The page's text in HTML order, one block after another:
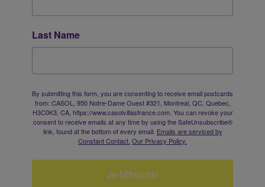
Last Name
By submitting this form, you are consenting to receive email postcards
from: CASOL, 950 Notre-Dame Ouest #321, Montreal, QC, Quebec,
H3C0K3, CA, https://www.casolvillasfrance.com. You can revoke your
consent to receive emails at any time by using the SafeUnsubscribe®
link, found at the bottom of every email. Emails are serviced by
Constant Contact. Our Privacy Policy.
Je M'Inscris!